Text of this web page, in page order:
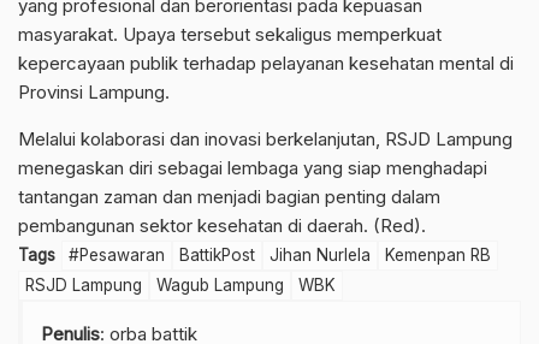
yang profesional dan berorientasi pada kepuasan
masyarakat. Upaya tersebut sekaligus memperkuat
kepercayaan publik terhadap pelayanan kesehatan mental di
Provinsi Lampung.
Melalui kolaborasi dan inovasi berkelanjutan, RSJD Lampung
menegaskan diri sebagai lembaga yang siap menghadapi
tantangan zaman dan menjadi bagian penting dalam
pembangunan sektor kesehatan di daerah. (Red).
Tags #Pesawaran BattikPost Jihan Nurlela
Kemenpan RB
RSJD Lampung
Wagub Lampung WBK
Penulis: orba battik